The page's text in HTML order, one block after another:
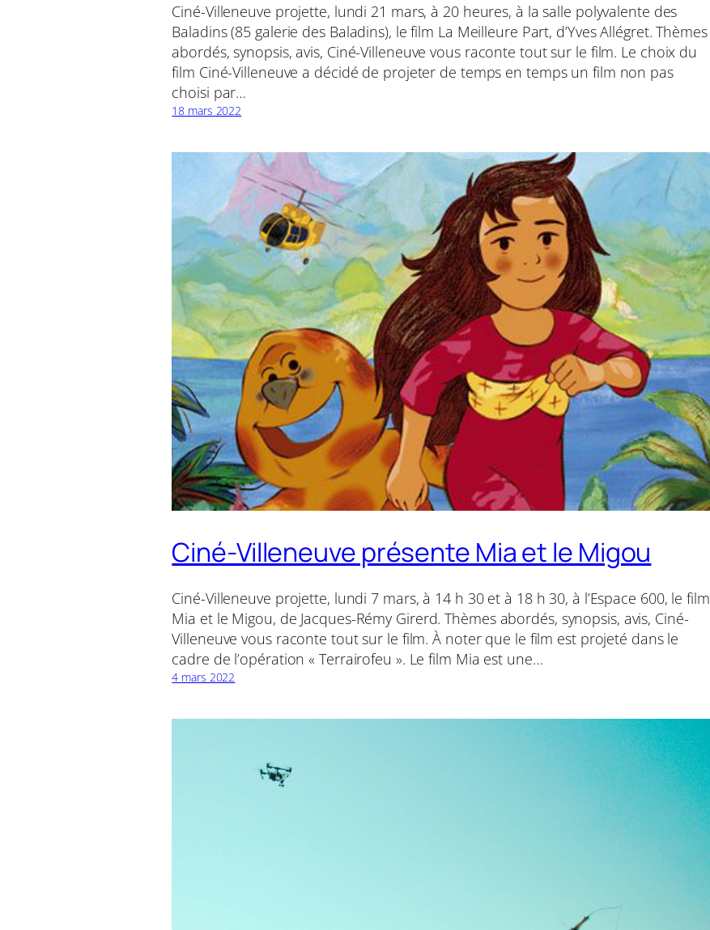
Ciné-Villeneuve projette, lundi 21 mars, à 20 heures, à la salle polyvalente des
Baladins (85 galerie des Baladins), le film La Meilleure Part, d’Yves Allégret. Thèmes
abordés, synopsis, avis, Ciné-Villeneuve vous raconte tout sur le film. Le choix du
film Ciné-Villeneuve a décidé de projeter de temps en temps un film non pas
choisi par…
18 mars 2022
Ciné-Villeneuve présente Mia et le Migou
Ciné-Villeneuve projette, lundi 7 mars, à 14 h 30 et à 18 h 30, à l’Espace 600, le film
Mia et le Migou, de Jacques-Rémy Girerd. Thèmes abordés, synopsis, avis, Ciné-
Villeneuve vous raconte tout sur le film. À noter que le film est projeté dans le
cadre de l’opération « Terrairofeu ». Le film Mia est une…
4 mars 2022